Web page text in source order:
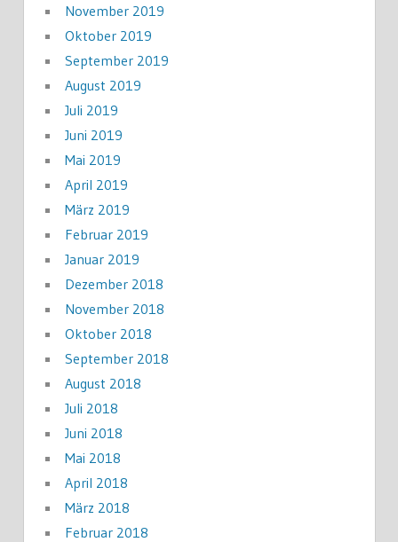
November 2019
Oktober 2019
September 2019
August 2019
Juli 2019
Juni 2019
Mai 2019
April 2019
März 2019
Februar 2019
Januar 2019
Dezember 2018
November 2018
Oktober 2018
September 2018
August 2018
Juli 2018
Juni 2018
Mai 2018
April 2018
März 2018
Februar 2018